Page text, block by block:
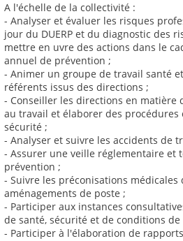
A l'échelle de la collectivité :
- Analyser et évaluer les risques
jour du DUERP et du diagnostic des
mettre en uvre des actions dans le
annuel de prévention ;
- Animer un groupe de travail santé
référents issus des directions ;
- Conseiller les directions en matière
au travail et élaborer des
sécurité ;
- Analyser et suivre les accidents de
- Assurer une veille réglementaire et
prévention ;
- Suivre les préconisations médicales
aménagements de poste ;
- Participer aux instances
de santé, sécurité et de conditions de
- Participer à l'élaboration de rapports